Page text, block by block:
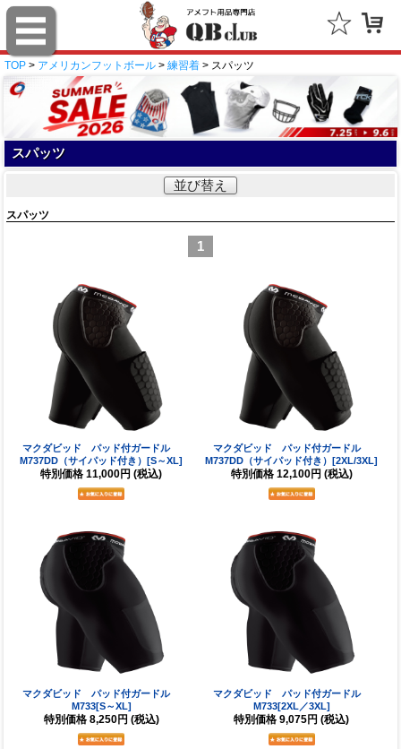
TOP > アメリカンフットボール > 練習着 > スパッツ
スパッツ
並び替え
スパッツ
1
マクダビッド パッド付ガードル
M737DD（サイパッド付き）[S～XL]
特別価格 11,000円 (税込)
マクダビッド パッド付ガードル
M737DD（サイパッド付き）[2XL/3XL]
特別価格 12,100円 (税込)
マクダビッド パッド付ガードル
M733[S～XL]
特別価格 8,250円 (税込)
マクダビッド パッド付ガードル
M733[2XL／3XL]
特別価格 9,075円 (税込)